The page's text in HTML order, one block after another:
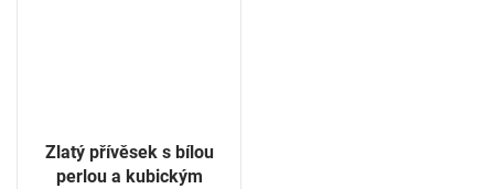
Zlatý přívěsek s bílou
perlou a kubickým